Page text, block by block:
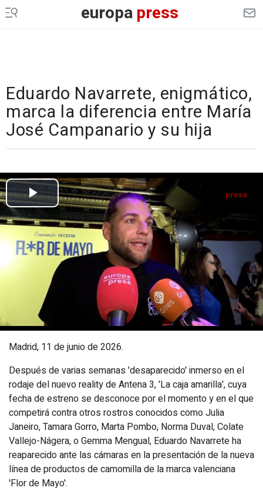
europapress
Eduardo Navarrete, enigmático,
marca la diferencia entre María
José Campanario y su hija
Madrid, 11 de junio de 2026.
Después de varias semanas 'desaparecido' inmerso en el
rodaje del nuevo reality de Antena 3, 'La caja amarilla', cuya
fecha de estreno se desconoce por el momento y en el que
competirá contra otros rostros conocidos como Julia
Janeiro, Tamara Gorro, Marta Pombo, Norma Duval, Colate
Vallejo-Nágera, o Gemma Mengual, Eduardo Navarrete ha
reaparecido ante las cámaras en la presentación de la nueva
línea de productos de camomilla de la marca valenciana
'Flor de Mayo'.